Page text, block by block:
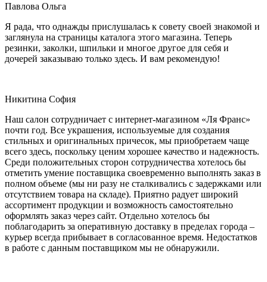
Павлова Ольга
Я рада, что однажды прислушалась к совету своей знакомой и
заглянула на страницы каталога этого магазина. Теперь
резинки, заколки, шпильки и многое другое для себя и
дочерей заказываю только здесь. И вам рекомендую!
Никитина София
Наш салон сотрудничает с интернет-магазином «Ля Франс»
почти год. Все украшения, используемые для создания
стильных и оригинальных причесок, мы приобретаем чаще
всего здесь, поскольку ценим хорошее качество и надежность.
Среди положительных сторон сотрудничества хотелось бы
отметить умение поставщика своевременно выполнять заказ в
полном объеме (мы ни разу не сталкивались с задержками или
отсутствием товара на складе). Приятно радует широкий
ассортимент продукции и возможность самостоятельно
оформлять заказ через сайт. Отдельно хотелось бы
поблагодарить за оперативную доставку в пределах города –
курьер всегда прибывает в согласованное время. Недостатков
в работе с данным поставщиком мы не обнаружили.